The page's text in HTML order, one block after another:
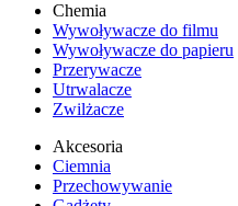
Chemia
Wywoływacze do filmu
Wywoływacze do papieru
Przerywacze
Utrwalacze
Zwilżacze
Akcesoria
Ciemnia
Przechowywanie